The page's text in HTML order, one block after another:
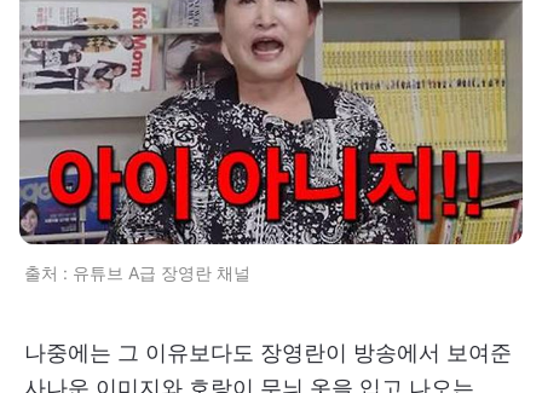
출처 : 유튜브 A급 장영란 채널
나중에는 그 이유보다도 장영란이 방송에서 보여준
사나운 이미지와 호랑이 무늬 옷을 입고 나오는